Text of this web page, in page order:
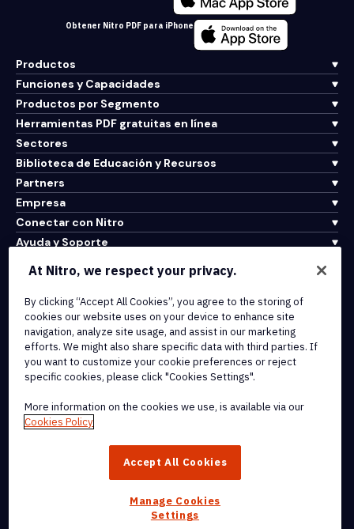
Obtener Nitro PDF para iPhone
Productos
Funciones y Capacidades
Productos por Segmento
Herramientas PDF gratuitas en línea
Sectores
Biblioteca de Educación y Recursos
Partners
Empresa
Conectar con Nitro
Ayuda y Soporte
Terms of Service
Cookie Policy
Copyright Policy
All Terms & Policies
trademarks, of Nitro Software, Inc. or its affiliates in the United
At Nitro, we respect your privacy.
By clicking “Accept All Cookies”, you agree to the storing of
cookies our website uses on your device to enhance site
navigation, analyze site usage, and assist in our marketing
efforts. We might also share specific data with third parties. If
you want to customize your cookie preferences or reject
specific cookies, please click "Cookies Settings".
More information on the cookies we use, is available via our
Cookies Policy
Accept All Cookies
Manage Cookies
Settings